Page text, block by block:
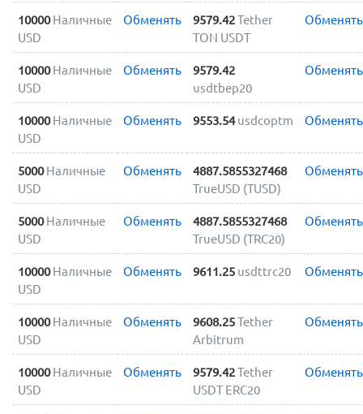
10000 Наличные
USD
Обменять 9579.42Tether
TON USDT
Обменять
10000 Наличные
USD
Обменять
9579.42
usdtbep20
Обменять
10000 Наличные
USD
Обменять 9553.54 usdcoptm Обменять
5000 Наличные
USD
Обменять
4887.5855327468
TrueUSD (TUSD)
Обменять
5000 Наличные
USD
Обменять
4887.5855327468
TrueUSD (TRC20)
Обменять
10000 Наличные
USD
Обменять 9611.25 usdttrc20 Обменять
10000 Наличные
USD
Обменять 9608.25Tether
Arbitrum
Обменять
10000 Наличные
USD
Обменять 9579.42Tether
USDT ERC20
Обменять